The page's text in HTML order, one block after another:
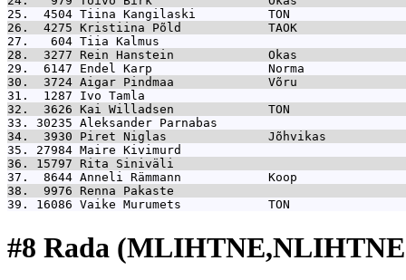
25.  4504 Tiina Kangilaski          TON
26.  4275 Kristiina Põld            TAOK
27.   604 Tiia Kalmus
28.  3277 Rein Hanstein             Okas
29.  6147 Endel Karp                Norma
30.  3724 Aigar Pindmaa             Võru
31.  1287 Ivo Tamla
32.  3626 Kai Willadsen             TON
33. 30235 Aleksander Parnabas
34.  3930 Piret Niglas              Jõhvikas
35. 27984 Maire Kivimurd
36. 15797 Rita Siniväli
37.  8644 Anneli Rämmann            Koop
38.  9976 Renna Pakaste
39. 16086 Vaike Murumets            TON
#8 Rada